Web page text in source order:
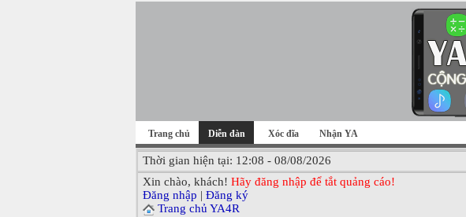
Trang chủ Diễn đàn Xóc đĩa Nhận YA
Thời gian hiện tại: 12:08 - 08/08/2026
Xin chào, khách! Hãy đăng nhập để tắt quảng cáo!
Đăng nhập | Đăng ký
Trang chủ YA4R